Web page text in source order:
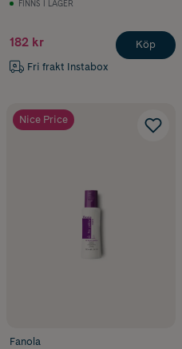
FINNS I LAGER
182 kr
Fri frakt Instabox
Köp
Nice Price
Fanola